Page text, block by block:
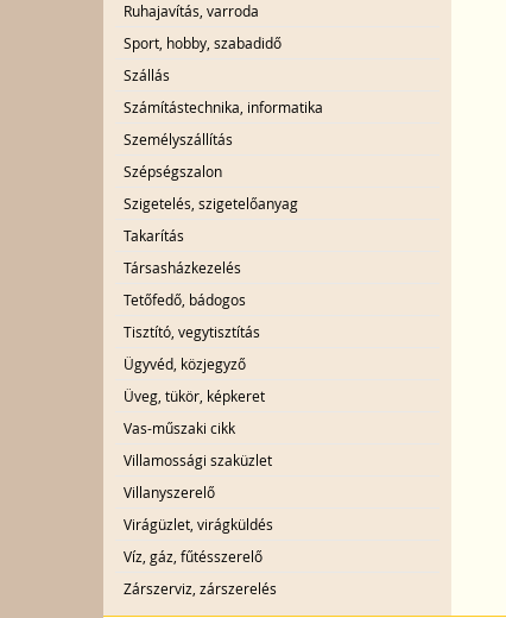
Ruhajavítás, varroda
Sport, hobby, szabadidő
Szállás
Számítástechnika, informatika
Személyszállítás
Szépségszalon
Szigetelés, szigetelőanyag
Takarítás
Társasházkezelés
Tetőfedő, bádogos
Tisztító, vegytisztítás
Ügyvéd, közjegyző
Üveg, tükör, képkeret
Vas-műszaki cikk
Villamossági szaküzlet
Villanyszerelő
Virágüzlet, virágküldés
Víz, gáz, fűtésszerelő
Zárszerviz, zárszerelés